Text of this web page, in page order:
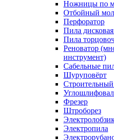
Ножницы по
Отбойный
Перфоратор
Пила
Пила
Реноватор
инструмент)
Сабельные
Шуруповёрт
Фрезер
Штроборез
Электропила